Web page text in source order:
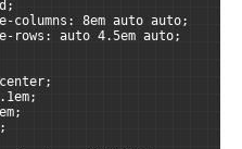
8em auto auto;
4.5em auto;